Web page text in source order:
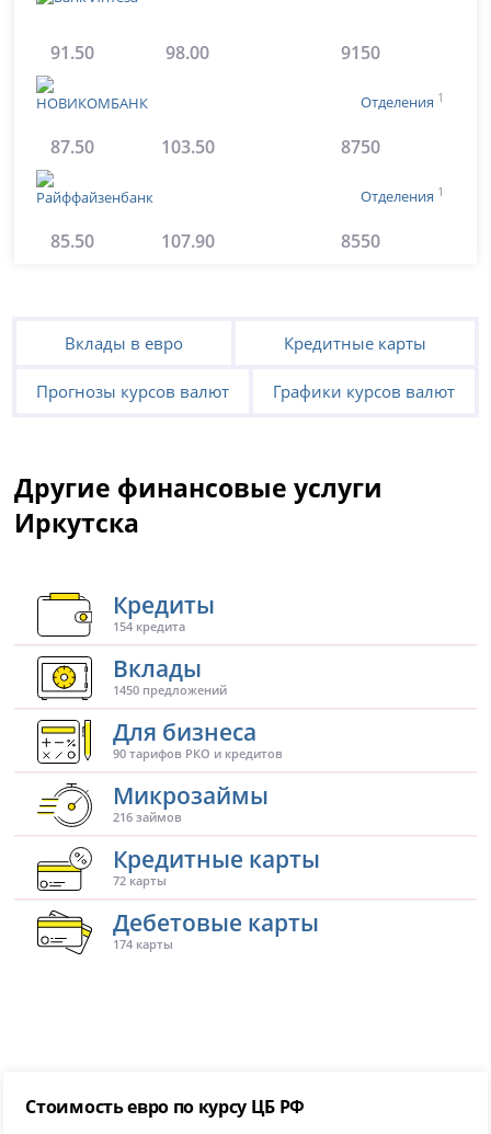
91.50 98.00 9150
Отделения 1
87.50 103.50 8750
Отделения 1
85.50 107.90 8550
Вклады в евро Кредитные карты
Прогнозы курсов валют Графики курсов валют
Другие финансовые услуги
Иркутска
Кредиты
154 кредита
Вклады
1450 предложений
Для бизнеса
90 тарифов РКО и кредитов
Микрозаймы
216 займов
Кредитные карты
72 карты
Дебетовые карты
174 карты
Стоимость евро по курсу ЦБ РФ